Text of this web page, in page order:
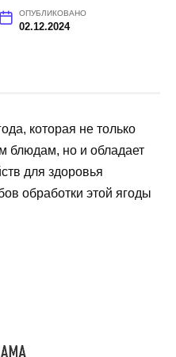
ОПУБЛИКОВАНО
02.12.2024
которая не только
блюдам, но и обладает
для здоровья
обработки этой ягоды